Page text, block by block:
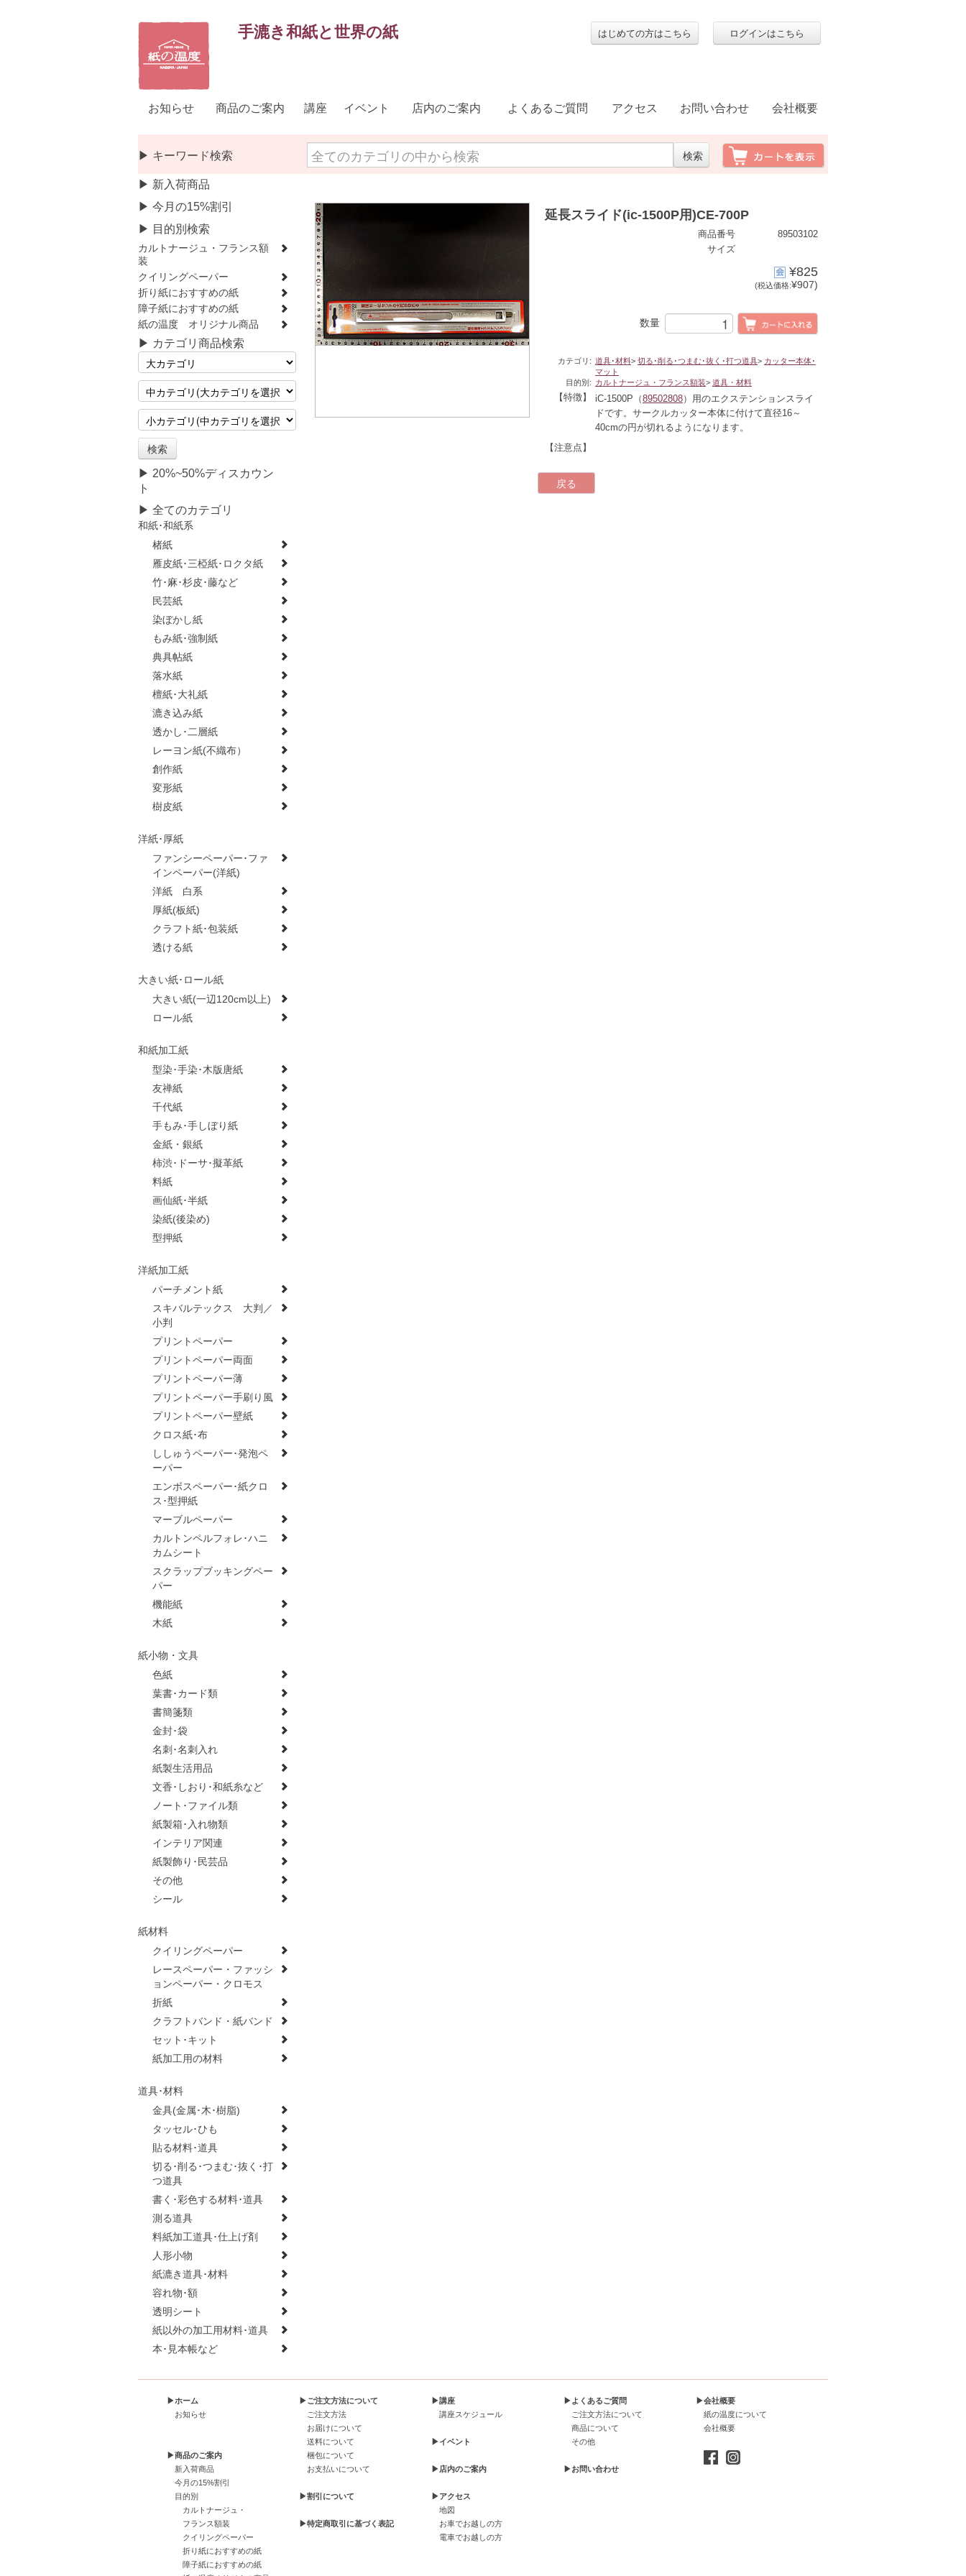
手漉き和紙と世界の紙 ログインはこちら
はじめての方はこちら
お知らせ 商品のご案内 講座 イベント 店内のご案内 よくあるご質問 アクセス お問い合わせ 会社概要
▶ キーワード検索
▶ 新入荷商品
▶ 今月の15%割引
▶ 目的別検索
カルトナージュ・フランス額
装
クイリングペーパー
折り紙におすすめの紙
障子紙におすすめの紙
紙の温度 オリジナル商品
▶ カテゴリ商品検索
▶ 20%~50%ディスカウン
ト
▶ 全てのカテゴリ
和紙･和紙系
楮紙
雁皮紙･三椏紙･ロクタ紙
竹･麻･杉皮･藤など
民芸紙
染ぼかし紙
もみ紙･強制紙
典具帖紙
落水紙
檀紙･大礼紙
漉き込み紙
透かし･二層紙
レーヨン紙(不織布）
創作紙
変形紙
樹皮紙
洋紙･厚紙
ファンシーペーパー･ファ
インペーパー(洋紙)
洋紙 白系
厚紙(板紙)
クラフト紙･包装紙
透ける紙
大きい紙･ロール紙
大きい紙(一辺120cm以上)
ロール紙
和紙加工紙
型染･手染･木版唐紙
友禅紙
千代紙
手もみ･手しぼり紙
金紙・銀紙
柿渋･ドーサ･擬革紙
料紙
画仙紙･半紙
染紙(後染め)
型押紙
洋紙加工紙
パーチメント紙
スキバルテックス 大判／
小判
プリントペーパー
プリントペーパー両面
プリントペーパー薄
プリントペーパー手刷り風
プリントペーパー壁紙
クロス紙･布
ししゅうペーパー･発泡ペ
ーパー
エンボスペーパー･紙クロ
ス･型押紙
マーブルペーパー
カルトンペルフォレ･ハニ
カムシート
スクラップブッキングペー
パー
機能紙
木紙
紙小物・文具
色紙
葉書･カード類
書簡箋類
金封･袋
名刺･名刺入れ
紙製生活用品
文香･しおり･和紙糸など
ノート･ファイル類
紙製箱･入れ物類
インテリア関連
紙製飾り･民芸品
その他
シール
紙材料
クイリングペーパー
レースペーパー・ファッシ
ョンペーパー・クロモス
折紙
クラフトバンド・紙バンド
セット･キット
紙加工用の材料
道具･材料
金具(金属･木･樹脂)
タッセル･ひも
貼る材料･道具
切る･削る･つまむ･抜く･打
つ道具
書く･彩色する材料･道具
測る道具
料紙加工道具･仕上げ剤
人形小物
紙漉き道具･材料
容れ物･額
透明シート
紙以外の加工用材料･道具
本･見本帳など
延長スライド(ic-1500P用)CE-700P
89503102
商品番号
サイズ
¥825
(税込価格:¥907)
数量
カテゴリ: 道具･材料> 切る･削る･つまむ･抜く･打つ道具> カッター本体･
マット
目的別: カルトナージュ・フランス額装> 道具・材料
【特徴】 iC-1500P（89502808）用のエクステンションスライ
ドです。サークルカッター本体に付けて直径16～
40cmの円が切れるようになります。
【注意点】
▶ホーム
お知らせ
▶商品のご案内
新入荷商品
今月の15%割引
目的別
カルトナージュ・
フランス額装
クイリングペーパー
折り紙におすすめの紙
障子紙におすすめの紙
▶ご注文方法について
ご注文方法
お届けについて
送料について
梱包について
お支払いについて
▶割引について
▶特定商取引に基づく表記
▶講座
講座スケジュール
▶イベント
▶店内のご案内
▶アクセス
地図
お車でお越しの方
電車でお越しの方
▶よくあるご質問
ご注文方法について
商品について
その他
▶お問い合わせ
▶会社概要
紙の温度について
会社概要